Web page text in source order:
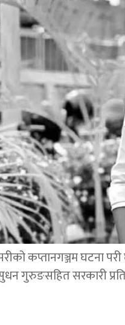
कप्तानगञ्जम घटना
गुरुङसहित सरकारी